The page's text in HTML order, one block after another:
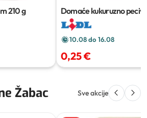
210 g
Domaće kukuruzno
sjemenkama suncokreta
10.08 do 16.08
0,25 €
Žabac Sve akcije